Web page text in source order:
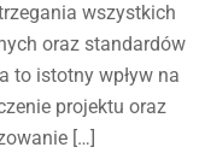
wszystkich
oraz standardów
to istotny wpływ na
projektu oraz
[…]